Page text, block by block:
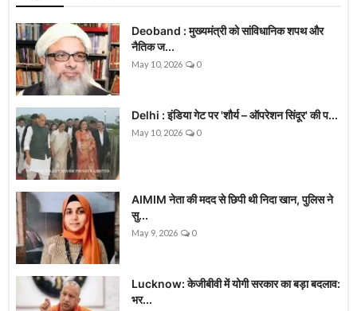
Deoband : मुख्यमंत्री को सांविधानिक शपथ और
नैतिक ज...
May 10, 2026 0
Delhi : इंडिया गेट पर 'शौर्य – ऑपरेशन सिंदूर' की प...
May 10, 2026 0
AIMIM नेता की मदद से छिपी थी निदा खान, पुलिस ने
सु...
May 9, 2026 0
Lucknow: केजीबीवी में योगी सरकार का बड़ा बदलाव:
भर...